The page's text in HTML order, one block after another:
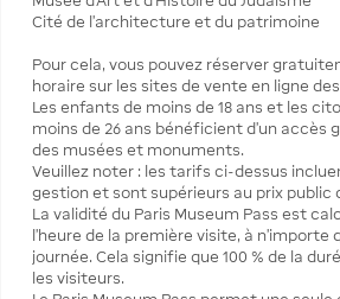
Cité de l’architecture et du patrimoine
Pour cela, vous pouvez réserver
horaire sur les sites de vente en ligne
Les enfants de moins de 18 ans et les
moins de 26 ans bénéficient d’un accès
des musées et monuments.
Veuillez noter : les tarifs ci-dessus
gestion et sont supérieurs au prix public
La validité du Paris Museum Pass est
l’heure de la première visite, à
journée. Cela signifie que 100 % de la
les visiteurs.